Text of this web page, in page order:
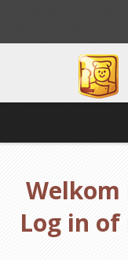
Welkom
Log in